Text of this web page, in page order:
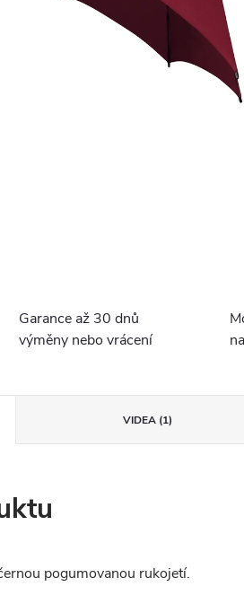
Garance až 30 dnů
výměny nebo vrácení
VIDEA (1)
pogumovanou rukojetí.